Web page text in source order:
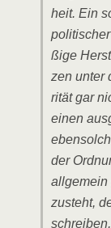
heit. Ein
ßi­ge
zen unter
ri­tät gar
einen
der
all­ge­mein
zusteht,